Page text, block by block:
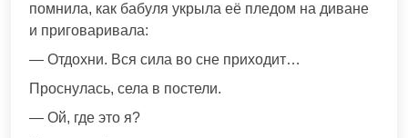
помнила, как бабуля укрыла её пледом на диване
и приговаривала:
— Отдохни. Вся сила во сне приходит…
Проснулась, села в постели.
— Ой, где это я?